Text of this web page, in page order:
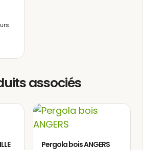
joie, ainsi que des
et de confort,
la lecture dans
serein et paisible.
associés
Pergola bois ANGERS